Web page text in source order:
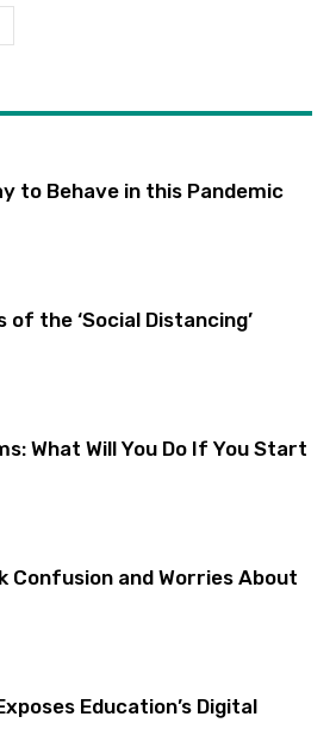
to Behave in this Pandemic
of the ‘Social Distancing’
What Will You Do If You Start
Confusion and Worries About
Education’s Digital